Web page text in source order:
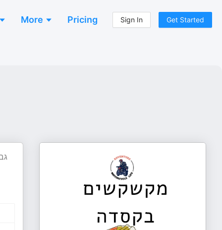
More Pricing Sign In Get Started